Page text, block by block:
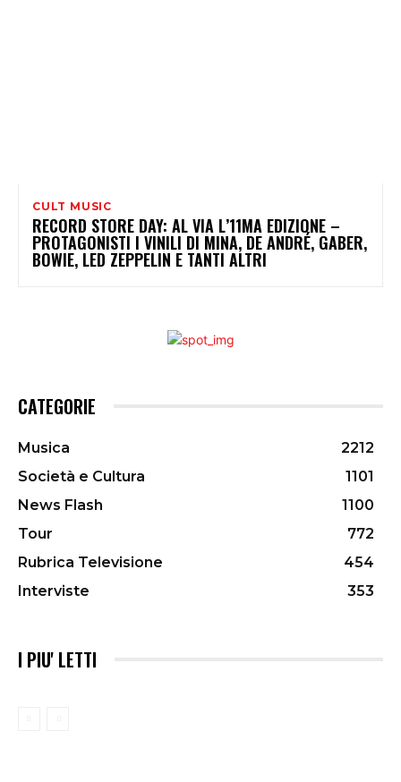
CULT MUSIC
RECORD STORE DAY: AL VIA L’11MA EDIZIONE –
PROTAGONISTI I VINILI DI MINA, DE ANDRÉ, GABER,
BOWIE, LED ZEPPELIN E TANTI ALTRI
CATEGORIE
Musica
2212
Società e Cultura
1101
News Flash
1100
Tour
772
Rubrica Televisione
454
Interviste
353
I PIU' LETTI